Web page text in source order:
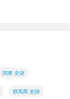
関東 史跡
群馬県 史跡